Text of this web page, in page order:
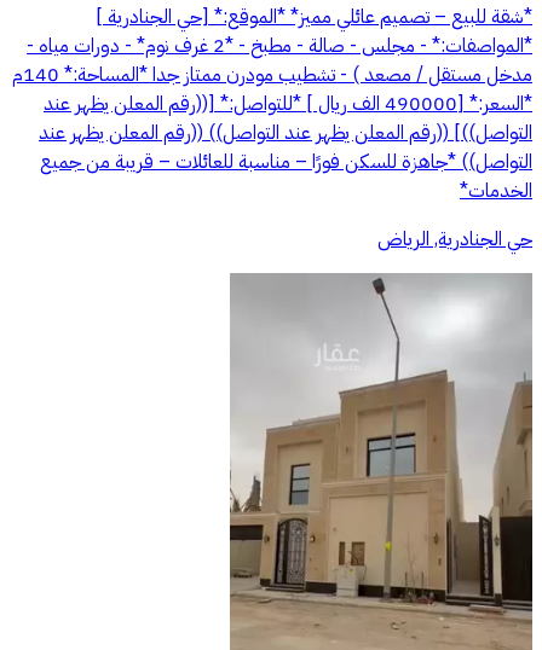
*شقة للبيع – تصميم عائلي مميز* *الموقع:* [حي الجنادرية ]
*المواصفات:* - مجلس - صالة - مطبخ - *2 غرف نوم* - دورات مياه -
مدخل مستقل / مصعد ) - تشطيب مودرن ممتاز جدا *المساحة:* 140م
*السعر:* [490000 الف ريال ] *للتواصل:* [((رقم المعلن يظهر عند
التواصل))] ((رقم المعلن يظهر عند التواصل)) ((رقم المعلن يظهر عند
التواصل)) *جاهزة للسكن فورًا – مناسبة للعائلات – قريبة من جميع
الخدمات*
حي الجنادرية, الرياض